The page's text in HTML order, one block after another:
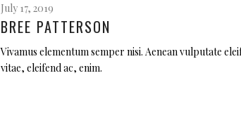
July 17, 2019
BREE PATTERSON
Vivamus elementum semper nisi. Aenean vulputate
vitae, eleifend ac, enim.